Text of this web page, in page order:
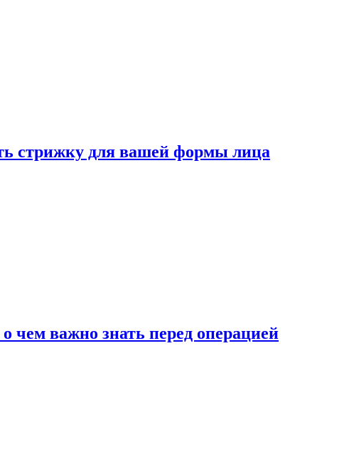
стрижку для вашей формы лица
чем важно знать перед операцией